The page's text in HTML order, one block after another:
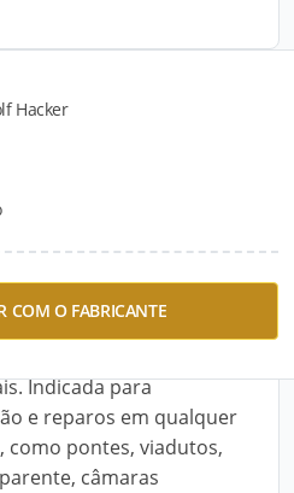
Hacker
COM O FABRICANTE
do produto
Wolf Hacker, é uma
bicomponente
Indicada para
e reparos em qualquer
pontes, viadutos,
câmaras